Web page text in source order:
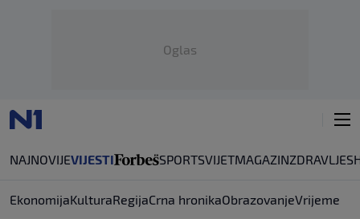
Oglas
NAJNOVIJEVIJESTI SPORTSVIJETMAGAZINZDRAVLJE
EkonomijaKulturaRegijaCrna hronikaObrazovanjeVrijeme